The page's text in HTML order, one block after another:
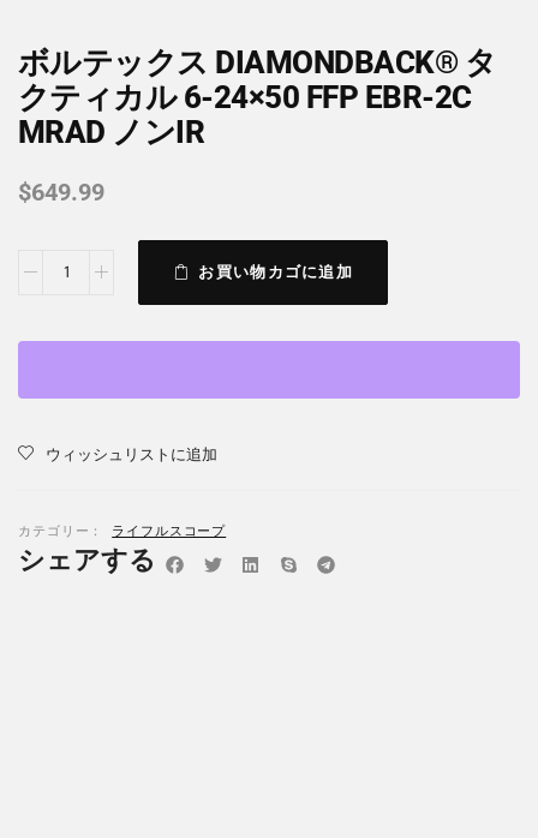
ボルテックス DIAMONDBACK® タ
クティカル 6-24×50 FFP EBR-2C
MRAD ノンIR
$649.99
お買い物カゴに追加
ウィッシュリストに追加
カテゴリー： ライフルスコープ
シェアする